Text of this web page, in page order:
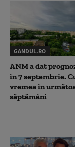
GANDUL.RO
ANM a dat
în 7 septembrie.
vremea în
săptămâni